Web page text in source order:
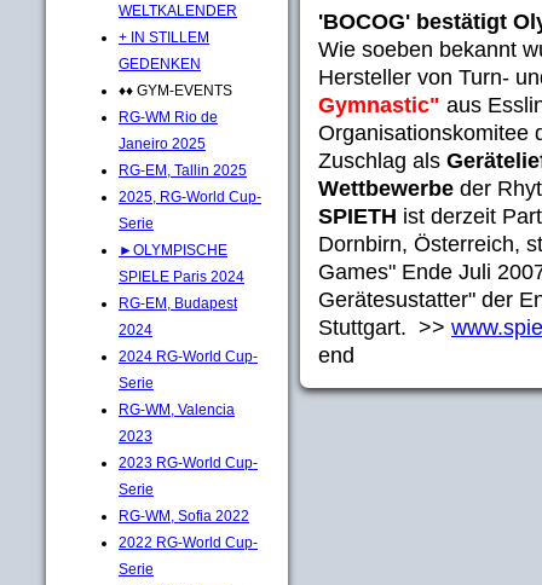
WELTKALENDER
+ IN STILLEM
GEDENKEN
♦♦ GYM-EVENTS
RG-WM Rio de
Janeiro 2025
RG-EM, Tallin 2025
2025, RG-World Cup-
Serie
►OLYMPISCHE
SPIELE Paris 2024
RG-EM, Budapest
2024
2024 RG-World Cup-
Serie
RG-WM, Valencia
2023
2023 RG-World Cup-
Serie
RG-WM, Sofia 2022
2022 RG-World Cup-
Serie
'BOCOG' bestätigt
Wie soeben bekannt
Hersteller von Turn-
Gymnastic" aus
Organisationskomitee
Zuschlag als
Wettbewerbe der
SPIETH ist derzeit
Dornbirn, Österreich,
Games" Ende Juli
Gerätesustatter" der
Stuttgart. >>
end